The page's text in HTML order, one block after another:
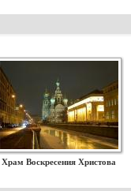
Храм Воскресения Христова